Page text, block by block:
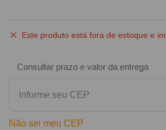
Este produto está fora de estoque e
Consultar prazo e valor da entrega
Não sei meu CEP